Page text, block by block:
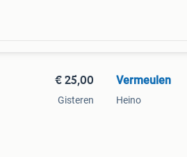
€ 25,00
Gisteren
Vermeulen
Heino